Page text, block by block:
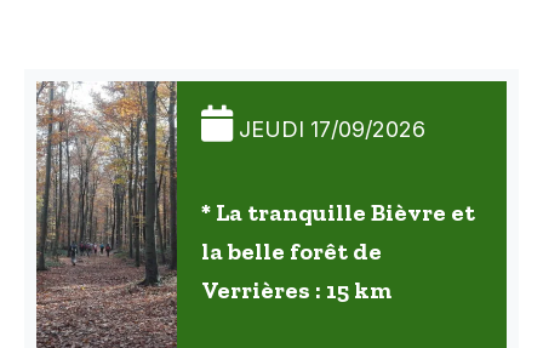
JEUDI 17/09/2026
* La tranquille Bièvre et
la belle forêt de
Verrières : 15 km